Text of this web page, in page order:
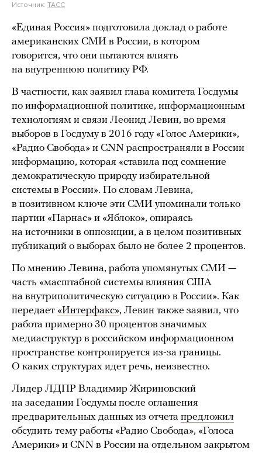
Источник: ТАСС
«Единая Россия» подготовила доклад о работе
американских СМИ в России, в котором
говорится, что они пытаются влиять
на внутреннюю политику РФ.
В частности, как заявил глава комитета Госдумы
по информационной политике, информационным
технологиям и связи Леонид Левин, во время
выборов в Госдуму в 2016 году «Голос Америки»,
«Радио Свобода» и CNN распространяли в России
информацию, которая «ставила под сомнение
демократическую природу избирательной
системы в России». По словам Левина,
в позитивном ключе эти СМИ упоминали только
партии «Парнас» и «Яблоко», опираясь
на источники в оппозиции, а в целом позитивных
публикаций о выборах было не более 2 процентов.
По мнению Левина, работа упомянутых СМИ —
часть «масштабной системы влияния США
на внутриполитическую ситуацию в России». Как
передает «Интерфакс», Левин также заявил, что
работа примерно 30 процентов значимых
медиаструктур в российском информационном
пространстве контролируется из-за границы.
О каких структурах идет речь, неизвестно.
Лидер ЛДПР Владимир Жириновский
на заседании Госдумы после оглашения
предварительных данных из отчета предложил
обсудить тему работы «Радио Свобода», «Голоса
Америки» и CNN в России на отдельном закрытом